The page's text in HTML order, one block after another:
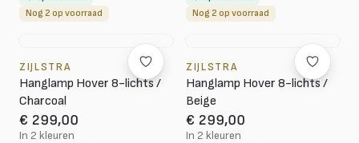
Nog 2 op voorraad
Nog 2 op voorraad
ZIJLSTRA
Hanglamp Hover 8-lichts /
Charcoal
€ 299,00
In 2 kleuren
ZIJLSTRA
Hanglamp Hover 8-lichts /
Beige
€ 299,00
In 2 kleuren